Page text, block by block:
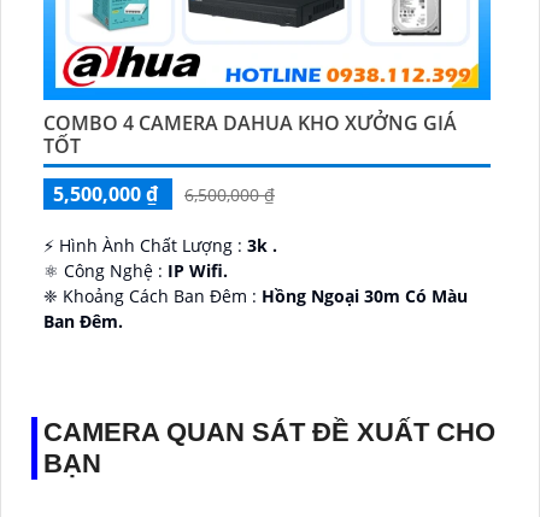
COMBO 4 CAMERA DAHUA KHO XƯỞNG GIÁ
TỐT
5,500,000 ₫
6,500,000 ₫
️⚡ Hình Ành Chất Lượng : 3k .
⚛️ Công Nghệ : IP Wifi.
❈ Khoảng Cách Ban Đêm : Hồng Ngoại 30m Có Màu
Ban Ðêm.
CAMERA QUAN SÁT ĐỀ XUẤT CHO
BẠN